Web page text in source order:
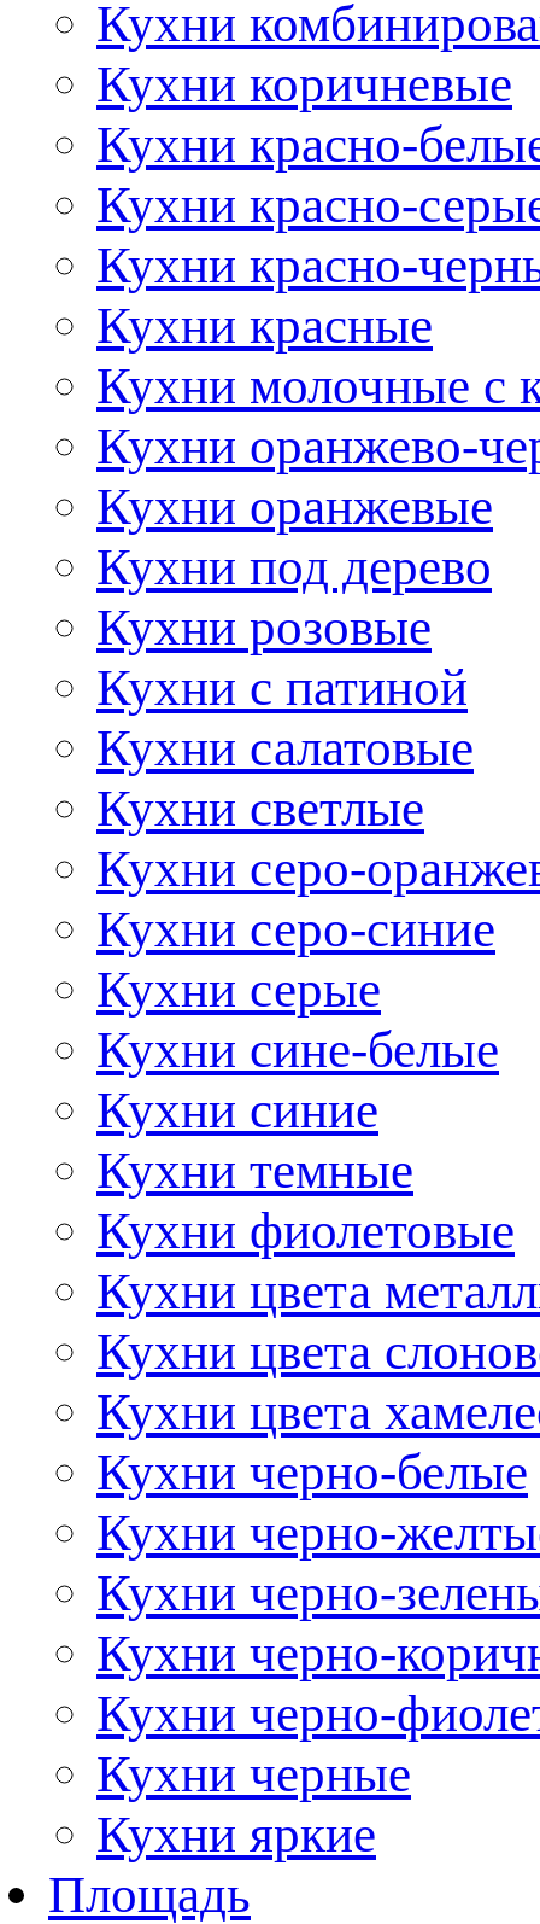
Кухни
Кухни коричневые
Кухни красно-
Кухни красно-
Кухни красно-
Кухни красные
Кухни молочные с
Кухни оранжево-
Кухни оранжевые
Кухни под дерево
Кухни розовые
Кухни с патиной
Кухни салатовые
Кухни светлые
Кухни серо-
Кухни серо-синие
Кухни серые
Кухни сине-белые
Кухни синие
Кухни темные
Кухни фиолетовые
Кухни цвета
Кухни цвета
Кухни цвета
Кухни черно-белые
Кухни черно-
Кухни черно-
Кухни черно-
Кухни черно-
Кухни черные
Кухни яркие
Площадь